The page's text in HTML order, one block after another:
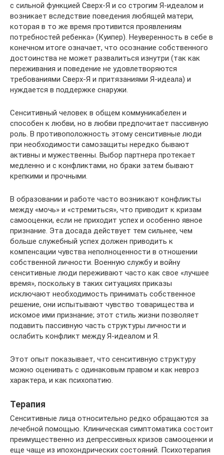
с сильной функцией Сверх-Я и со строгим Я-идеалом и
возникает вследствие поведения любящей матери,
которая в то же время противится проявлениям
потребностей ребенка» (Куипер). Неуверенность в себе в
конечном итоге означает, что осознание собственного
достоинства не может развалиться изнутри (так как
переживания и поведение не удовлетворяются
требованиями Сверх-Я и притязаниями Я-идеала) и
нуждается в поддержке снаружи.
Сенситивный человек в общем коммуникабелен и
способен к любви, но в любви предпочитает пассивную
роль. В противоположность этому сенситивные люди
при необходимости самозащиты нередко бывают
активны и мужественны. Выбор партнера протекает
медленно и с конфликтами, но браки затем бывают
крепкими и прочными.
В образовании и работе часто возникают конфликты
между «мочь» и «стремиться», что приводит к кризам
самооценки, если не приходит успех и особенно явное
признание. Эта досада действует тем сильнее, чем
больше служебный успех должен приводить к
компенсации чувства неполноценности в отношении
собственной личности. Военную службу и войну
сенситивные люди переживают часто как свое «лучшее
время», поскольку в таких ситуациях приказы
исключают необходимость принимать собственное
решение, они испытывают чувство товарищества и
искомое ими признание; этот стиль жизни позволяет
подавить пассивную часть структуры личности и
ослабить конфликт между Я-идеалом и Я.
Этот опыт показывает, что сенситивную структуру
можно оценивать с одинаковым правом и как невроз
характера, и как психопатию.
Терапия
Сенситивные лица относительно редко обращаются за
лечебной помощью. Клиническая симптоматика состоит
преимущественно из депрессивных кризов самооценки и
еще чаще из ипохондрических состояний. Психотерапия